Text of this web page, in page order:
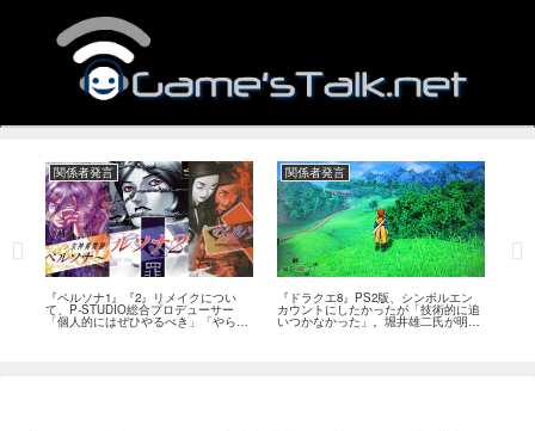
関係者発言
『ペルソナ1』『2』リメイクについ
て、P-STUDIO総合プロデューサー
「個人的にはぜひやるべき」「やらな
ければならないと思う」
関係者発言
『ドラクエ8』PS2版、シンボルエン
カウントにしたかったが「技術的に追
いつかなかった」。堀井雄二氏が明か